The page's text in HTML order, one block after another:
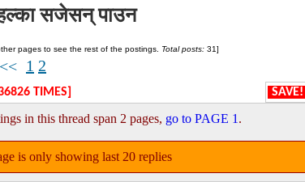
सजेसन् पाउन
pages to see the rest of the postings. Total posts: 31]
<< 1 2
TIMES] SAVE!
in this thread span 2 pages, go to PAGE 1 .
is only showing last 20 replies